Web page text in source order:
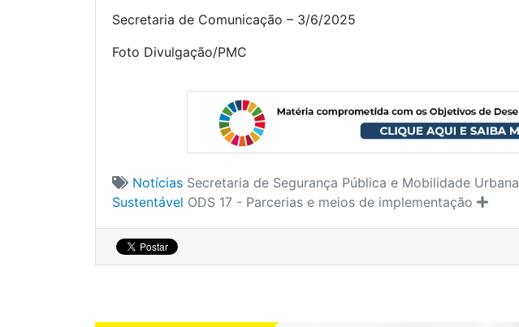
Secretaria de Comunicação – 3/6/2025
Foto Divulgação/PMC
Notícias Secretaria de Segurança Pública e Mobilidade Urbana
Sustentável ODS 17 - Parcerias e meios de implementação